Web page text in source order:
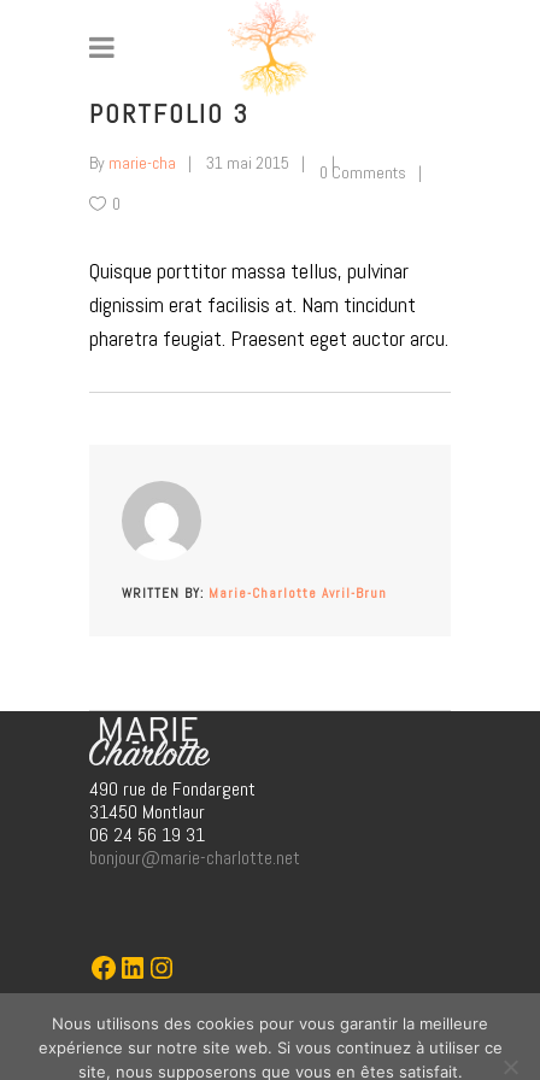
PORTFOLIO 3
By marie-cha 31 mai 2015
0 Comments
0
Quisque porttitor massa tellus, pulvinar
dignissim erat facilisis at. Nam tincidunt
pharetra feugiat. Praesent eget auctor arcu.
WRITTEN BY: Marie-Charlotte Avril-Brun
490 rue de Fondargent
31450 Montlaur
06 24 56 19 31
bonjour@marie-charlotte.net
Marie-Charlotte
LinkedIn
Instagram
graphisme (jö)
ww.jo-o/fr
Nous utilisons des cookies pour vous garantir la meilleure
expérience sur notre site web. Si vous continuez à utiliser ce
site, nous supposerons que vous en êtes satisfait.